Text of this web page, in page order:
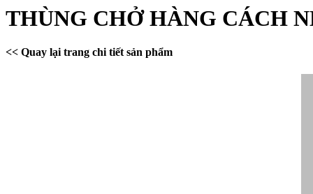
THÙNG CHỞ HÀNG CÁCH
<< Quay lại trang chi tiết sản phẩm